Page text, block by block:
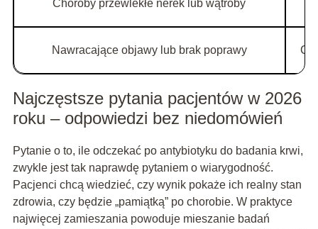
Choroby przewlekłe nerek lub wątroby
Nawracające objawy lub brak poprawy
Najczęstsze pytania pacjentów w 2026
roku – odpowiedzi bez niedomówień
Pytanie o to, ile odczekać po antybiotyku do badania krwi,
zwykle jest tak naprawdę pytaniem o wiarygodność.
Pacjenci chcą wiedzieć, czy wynik pokaże ich realny stan
zdrowia, czy będzie „pamiątką” po chorobie. W praktyce
najwięcej zamieszania powoduje mieszanie badań